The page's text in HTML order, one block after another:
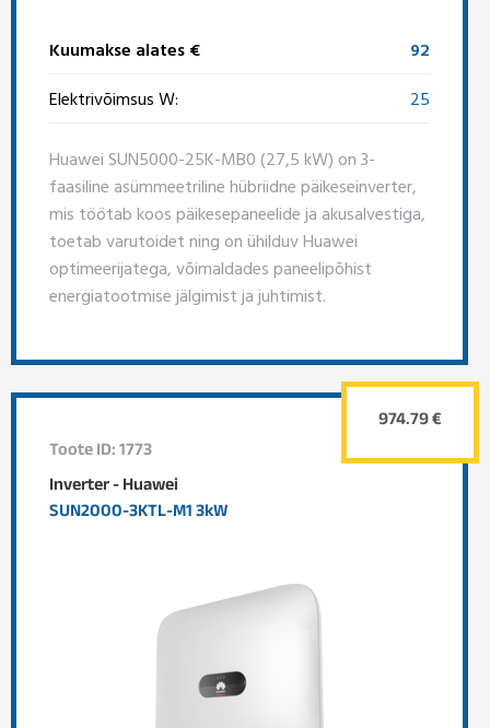
Kuumakse alates €
92
Elektrivõimsus W:
25
Huawei SUN5000-25K-MB0 (27,5 kW) on 3-
faasiline asümmeetriline hübriidne päikeseinverter,
mis töötab koos päikesepaneelide ja akusalvestiga,
toetab varutoidet ning on ühilduv Huawei
optimeerijatega, võimaldades paneelipõhist
energiatootmise jälgimist ja juhtimist.
Toote ID: 1773
Inverter - Huawei
SUN2000-3KTL-M1 3kW
974.79 €